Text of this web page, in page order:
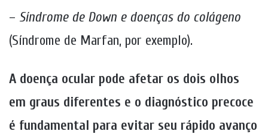
– Síndrome de Down e doenças do colágeno
(Síndrome de Marfan, por exemplo).
A doença ocular pode afetar os dois olhos
em graus diferentes e o diagnóstico precoce
é fundamental para evitar seu rápido avanço